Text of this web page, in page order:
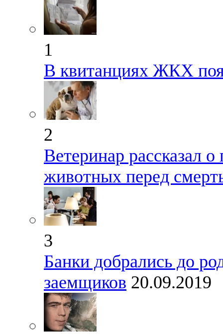
1
В квитанциях ЖКХ
2
Ветеринар рассказал
животных перед
3
Банки добрались до
заемщиков 20.09.2019